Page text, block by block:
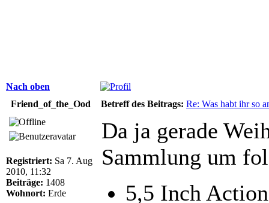
Nach oben
Friend_of_the_Ood
Betreff des Beitrags: Re: Was habt ihr so
Registriert: Sa 7. Aug
2010, 11:32
Beiträge: 1408
Wohnort: Erde
Da ja gerade
Sammlung um
5,5 Inch